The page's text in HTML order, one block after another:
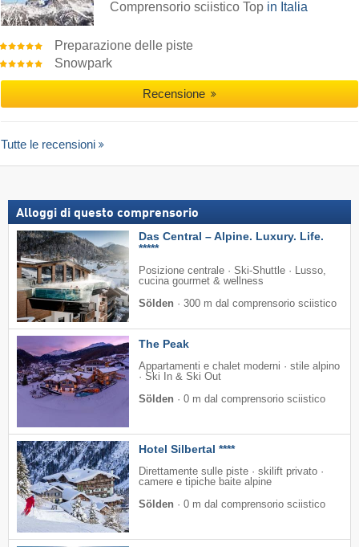
Comprensorio sciistico Top in Italia
Preparazione delle piste
Snowpark
Recensione
Tutte le recensioni
Alloggi di questo comprensorio
Das Central – Alpine. Luxury. Life.
*****
Posizione centrale · Ski-Shuttle · Lusso,
cucina gourmet & wellness
Sölden · 300 m dal comprensorio sciistico
The Peak
Appartamenti e chalet moderni · stile alpino
· Ski In & Ski Out
Sölden · 0 m dal comprensorio sciistico
Hotel Silbertal ****
Direttamente sulle piste · skilift privato ·
camere e tipiche baite alpine
Sölden · 0 m dal comprensorio sciistico